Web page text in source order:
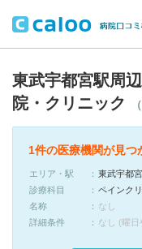
東武宇都宮駅周
院・クリニック
1件の医療機関が見つ
エリア・駅
東武宇都
診療科目
ペインク
名称
なし
詳細条件
なし (曜日